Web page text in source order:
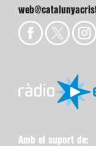
Amb el suport de: